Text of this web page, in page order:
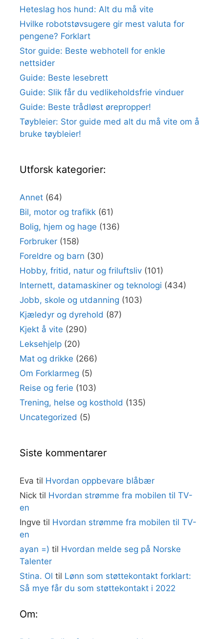
Heteslag hos hund: Alt du må vite
Hvilke robotstøvsugere gir mest valuta for
pengene? Forklart
Stor guide: Beste webhotell for enkle
nettsider
Guide: Beste lesebrett
Guide: Slik får du vedlikeholdsfrie vinduer
Guide: Beste trådløst ørepropper!
Tøybleier: Stor guide med alt du må vite om å
bruke tøybleier!
Utforsk kategorier:
Annet (64)
Bil, motor og trafikk (61)
Bolig, hjem og hage (136)
Forbruker (158)
Foreldre og barn (30)
Hobby, fritid, natur og friluftsliv (101)
Internett, datamaskiner og teknologi (434)
Jobb, skole og utdanning (103)
Kjæledyr og dyrehold (87)
Kjekt å vite (290)
Leksehjelp (20)
Mat og drikke (266)
Om Forklarmeg (5)
Reise og ferie (103)
Trening, helse og kosthold (135)
Uncategorized (5)
Siste kommentarer
Eva til Hvordan oppbevare blåbær
Nick til Hvordan strømme fra mobilen til TV-
en
Ingve til Hvordan strømme fra mobilen til TV-
en
ayan =) til Hvordan melde seg på Norske
Talenter
Stina. Ol til Lønn som støttekontakt forklart:
Så mye får du som støttekontakt i 2022
Om: